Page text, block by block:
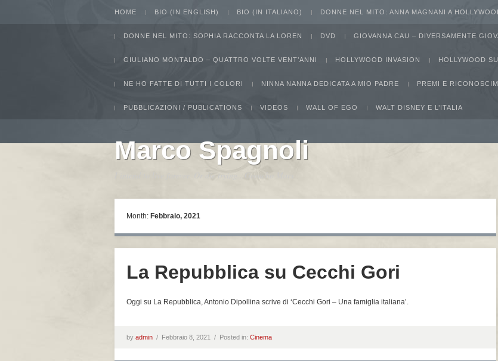
HOME BIO (IN ENGLISH) BIO (IN ITALIANO) DONNE NEL MITO: ANNA MAGNANI A
DONNE NEL MITO: SOPHIA RACCONTA LA LOREN DVD GIOVANNA CAU – DIVERSAMENTE
GIULIANO MONTALDO – QUATTRO VOLTE VENT’ANNI HOLLYWOOD INVASION HOLLYWOOD
NE HO FATTE DI TUTTI I COLORI NINNA NANNA DEDICATA A MIO PADRE PREMI E
PUBBLICAZIONI / PUBLICATIONS VIDEOS WALL OF EGO WALT DISNEY E L’ITALIA
Marco Spagnoli
Month: Febbraio, 2021
La Repubblica su Cecchi Gori
Oggi su La Repubblica, Antonio Dipollina scrive di ‘Cecchi Gori – Una famiglia italiana’.
by admin / Febbraio 8, 2021 / Posted in: Cinema